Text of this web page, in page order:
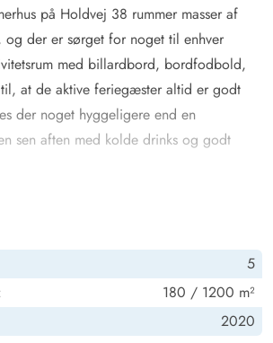
på Holdvej 38 rummer masser af
der er sørget for noget til enhver
med billardbord, bordfodbold,
at de aktive feriegæster altid er godt
der noget hyggeligere end en
sen aften med kolde drinks og godt
af og komme ned i gear, er det
og søg mod terrassen, hvor det store
klar til at tage sig kærligt af jer med et
naturskønne omgivelser. Har i været en
5
180 / 1200 m²
2020